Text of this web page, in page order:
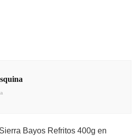
Bayos Refritos 400g en